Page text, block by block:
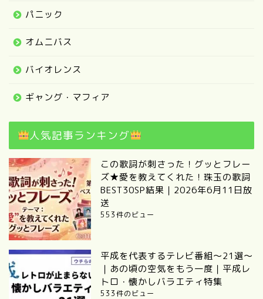
パニック
オムニバス
バイオレンス
ギャング・マフィア
人気記事ランキング
この歌詞が刺さった！グッとフレー
ズ★愛を教えてくれた！珠玉の歌詞
BEST30SP結果｜2026年6月11日放
送
553件のビュー
平成を代表するテレビ番組～21選～
｜あの頃の空気をもう一度｜平成レ
トロ・懐かしバラエティ特集
533件のビュー